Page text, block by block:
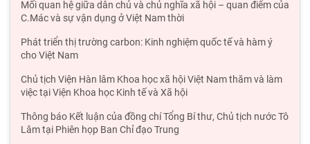
Chiến lược Toàn diện tăng cường Việt Nam
Từ Chính sách "Hướng Nam mới" và "Hành động hướng Đông"
đến hợp tác công nghệ bán dẫn Đài Loan - Ấn
Ngoại giao văn hóa của Ấn Độ tại Việt Nam dưới thời Thủ
tướng Narendra Modi (2014 – 2026).
Từ quan niệm của C.Mác về công bằng phân phối đến nguyên
tắc phân phối trong nền kinh tế thị trường